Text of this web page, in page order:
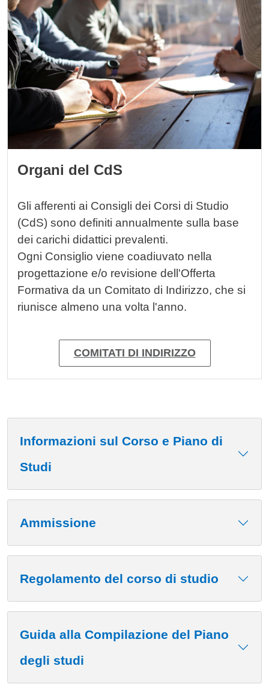
Organi del CdS
Gli afferenti ai Consigli dei Corsi di Studio
(CdS) sono definiti annualmente sulla base
dei carichi didattici prevalenti.
Ogni Consiglio viene coadiuvato nella
progettazione e/o revisione dell'Offerta
Formativa da un Comitato di Indirizzo, che si
riunisce almeno una volta l'anno.
COMITATI DI INDIRIZZO
Informazioni sul Corso e Piano di
Studi
Ammissione
Regolamento del corso di studio
Guida alla Compilazione del Piano
degli studi